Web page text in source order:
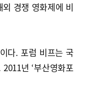
경쟁 영화제에 비
다. 포럼 비프는 국
년 ‘부산영화포